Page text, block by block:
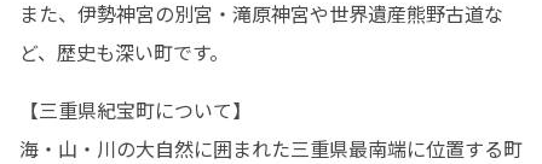
また、伊勢神宮の別宮・滝原神宮や世界遺産熊野古道な
ど、歴史も深い町です。
【三重県紀宝町について】
海・山・川の大自然に囲まれた三重県最南端に位置する町